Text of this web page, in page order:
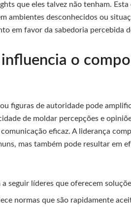
que eles talvez não tenham.
ambientes desconhecidos ou
em favor da sabedoria percebida
o
figuras de autoridade pode
de moldar percepções e
eficaz. A liderança
mas também pode resultar em
seguir líderes que oferecem
normas que são rapidamente